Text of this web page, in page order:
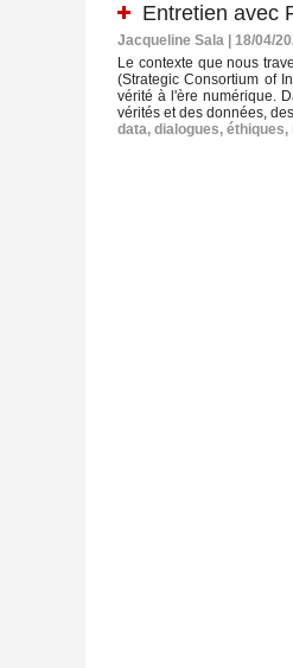
Entretien avec
Jacqueline Sala | 18/04/
Le contexte que nous
(Strategic Consortium of
vérité à l'ère numérique.
vérités et des données,
data, dialogues, éthiques,